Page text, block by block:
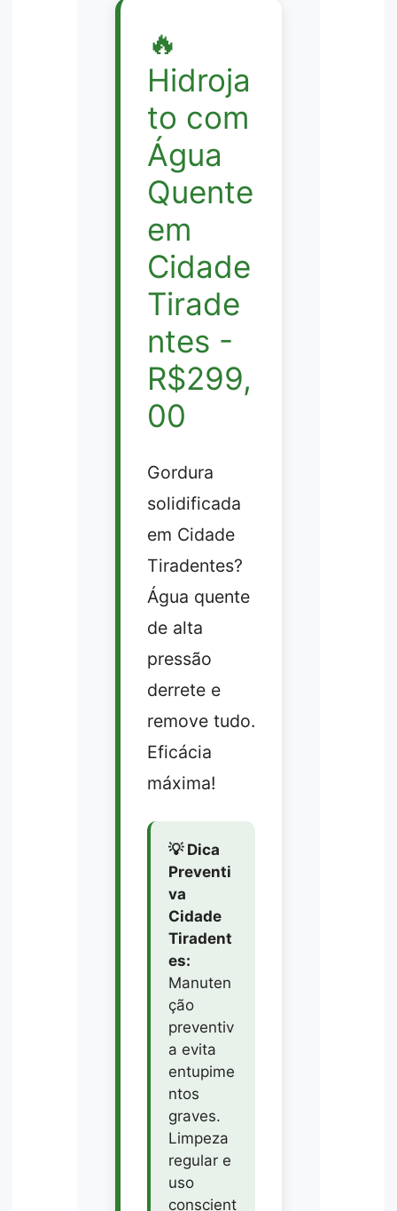
🔥
Hidroja
to com
Água
Quente
em
Cidade
Tirade
ntes -
R$299,
00
Gordura
solidificada
em Cidade
Tiradentes?
Água quente
de alta
pressão
derrete e
remove tudo.
Eficácia
máxima!
💡 Dica
Preventi
va
Cidade
Tiradent
es:
Manuten
ção
preventiv
a evita
entupime
ntos
graves.
Limpeza
regular e
uso
conscient